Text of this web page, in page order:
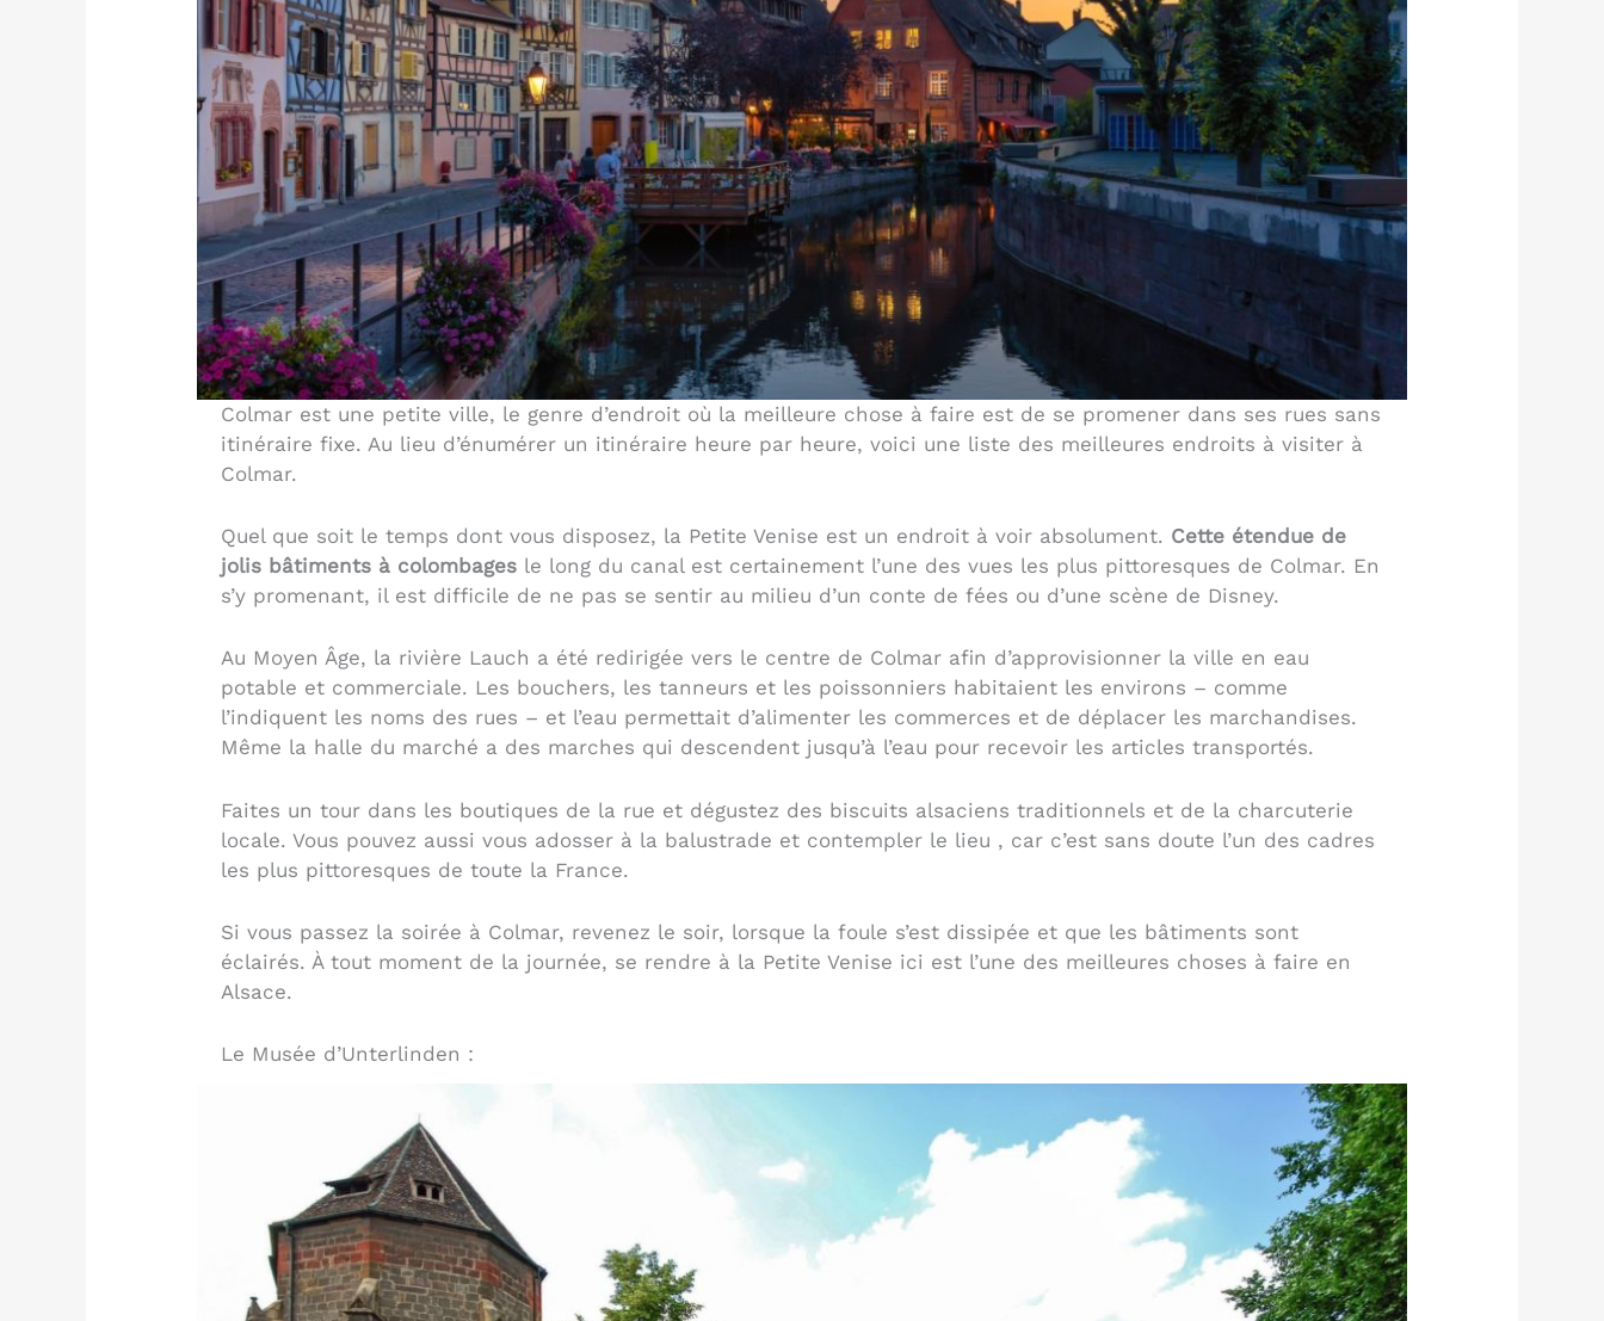
Colmar est une petite ville, le genre d’endroit où la meilleure chose à faire est de se promener dans ses rues sans
itinéraire fixe. Au lieu d’énumérer un itinéraire heure par heure, voici une liste des meilleures endroits à visiter à
Colmar.
Quel que soit le temps dont vous disposez, la Petite Venise est un endroit à voir absolument. Cette étendue de
jolis bâtiments à colombages le long du canal est certainement l’une des vues les plus pittoresques de Colmar. En
s’y promenant, il est difficile de ne pas se sentir au milieu d’un conte de fées ou d’une scène de Disney.
Au Moyen Âge, la rivière Lauch a été redirigée vers le centre de Colmar afin d’approvisionner la ville en eau
potable et commerciale. Les bouchers, les tanneurs et les poissonniers habitaient les environs – comme
l’indiquent les noms des rues – et l’eau permettait d’alimenter les commerces et de déplacer les marchandises.
Même la halle du marché a des marches qui descendent jusqu’à l’eau pour recevoir les articles transportés.
Faites un tour dans les boutiques de la rue et dégustez des biscuits alsaciens traditionnels et de la charcuterie
locale. Vous pouvez aussi vous adosser à la balustrade et contempler le lieu , car c’est sans doute l’un des cadres
les plus pittoresques de toute la France.
Si vous passez la soirée à Colmar, revenez le soir, lorsque la foule s’est dissipée et que les bâtiments sont
éclairés. À tout moment de la journée, se rendre à la Petite Venise ici est l’une des meilleures choses à faire en
Alsace.
Le Musée d’Unterlinden :